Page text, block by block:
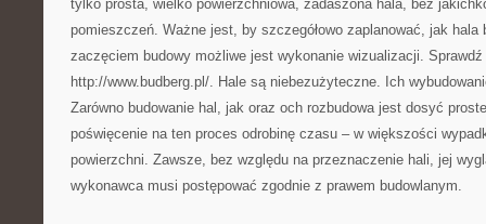
tylko prosta, wielko powierzchniowa, zadaszona hala, bez
pomieszczeń. Ważne jest, by szczegółowo zaplanować, jak
zaczęciem budowy możliwe jest wykonanie wizualizacji.
http://www.budberg.pl/. Hale są niebezużyteczne. Ich
Zarówno budowanie hal, jak oraz och rozbudowa jest dosyć
poświęcenie na ten proces odrobinę czasu – w większości
powierzchni. Zawsze, bez względu na przeznaczenie hali, jej
wykonawca musi postępować zgodnie z prawem budowlanym.